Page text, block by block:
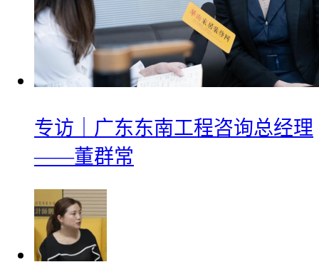
专访｜广东东南工程咨询总经理
——董群常